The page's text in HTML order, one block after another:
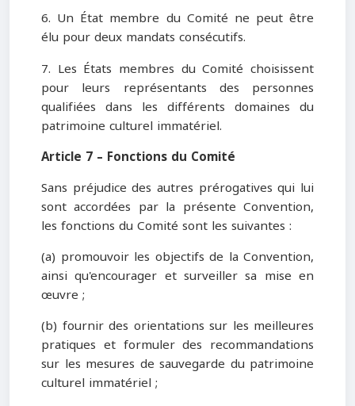
6. Un État membre du Comité ne peut être
élu pour deux mandats consécutifs.
7. Les États membres du Comité choisissent
pour leurs représentants des personnes
qualifiées dans les différents domaines du
patrimoine culturel immatériel.
Article 7 – Fonctions du Comité
Sans préjudice des autres prérogatives qui lui
sont accordées par la présente Convention,
les fonctions du Comité sont les suivantes :
(a) promouvoir les objectifs de la Convention,
ainsi qu'encourager et surveiller sa mise en
œuvre ;
(b) fournir des orientations sur les meilleures
pratiques et formuler des recommandations
sur les mesures de sauvegarde du patrimoine
culturel immatériel ;